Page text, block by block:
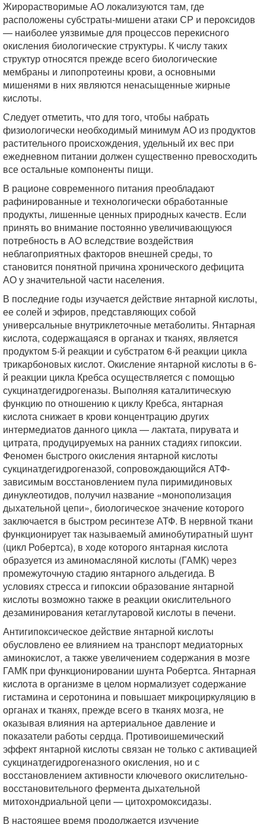
Жирорастворимые АО локализуются там, где
расположены субстраты-мишени атаки СР и пероксидов
— наиболее уязвимые для процессов перекисного
окисления биологические структуры. К числу таких
структур относятся прежде всего биологические
мембраны и липопротеины крови, а основными
мишенями в них являются ненасыщенные жирные
кислоты.
Следует отметить, что для того, чтобы набрать
физиологически необходимый минимум АО из продуктов
растительного происхождения, удельный их вес при
ежедневном питании должен существенно превосходить
все остальные компоненты пищи.
В рационе современного питания преобладают
рафинированные и технологически обработанные
продукты, лишенные ценных природных качеств. Если
принять во внимание постоянно увеличивающуюся
потребность в АО вследствие воздействия
неблагоприятных факторов внешней среды, то
становится понятной причина хронического дефицита
АО у значительной части населения.
В последние годы изучается действие янтарной кислоты,
ее солей и эфиров, представляющих собой
универсальные внутриклеточные метаболиты. Янтарная
кислота, содержащаяся в органах и тканях, является
продуктом 5-й реакции и субстратом 6-й реакции цикла
трикарбоновых кислот. Окисление янтарной кислоты в 6-
й реакции цикла Кребса осуществляется с помощью
сукцинатдегидрогеназы. Выполняя каталитическую
функцию по отношению к циклу Кребса, янтарная
кислота снижает в крови концентрацию других
интермедиатов данного цикла — лактата, пирувата и
цитрата, продуцируемых на ранних стадиях гипоксии.
Феномен быстрого окисления янтарной кислоты
сукцинатдегидрогеназой, сопровождающийся АТФ-
зависимым восстановлением пула пиримидиновых
динуклеотидов, получил название «монополизация
дыхательной цепи», биологическое значение которого
заключается в быстром ресинтезе АТФ. В нервной ткани
функционирует так называемый аминобутиратный шунт
(цикл Робертса), в ходе которого янтарная кислота
образуется из аминомасляной кислоты (ГАМК) через
промежуточную стадию янтарного альдегида. В
условиях стресса и гипоксии образование янтарной
кислоты возможно также в реакции окислительного
дезаминирования кетаглутаровой кислоты в печени.
Антигипоксическое действие янтарной кислоты
обусловлено ее влиянием на транспорт медиаторных
аминокислот, а также увеличением содержания в мозге
ГАМК при функционировании шунта Робертса. Янтарная
кислота в организме в целом нормализует содержание
гистамина и серотонина и повышает микроциркуляцию в
органах и тканях, прежде всего в тканях мозга, не
оказывая влияния на артериальное давление и
показатели работы сердца. Противоишемический
эффект янтарной кислоты связан не только с активацией
сукцинатдегидрогеназного окисления, но и с
восстановлением активности ключевого окислительно-
восстановительного фермента дыхательной
митохондриальной цепи — цитохромоксидазы.
В настоящее время продолжается изучение